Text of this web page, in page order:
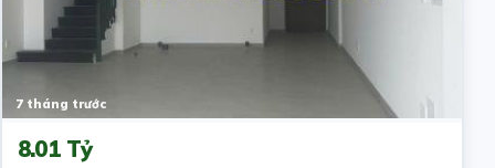
7 tháng trước
8.01 Tỷ